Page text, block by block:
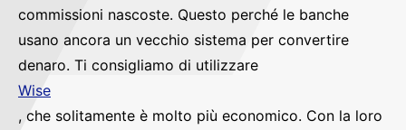
commissioni nascoste. Questo perché le banche
usano ancora un vecchio sistema per convertire
denaro. Ti consigliamo di utilizzare
Wise
, che solitamente è molto più economico. Con la loro